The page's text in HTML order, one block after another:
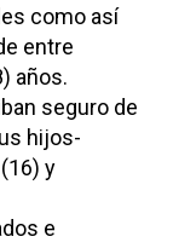
como así
entre
años.
seguro de
hijos-
y
e